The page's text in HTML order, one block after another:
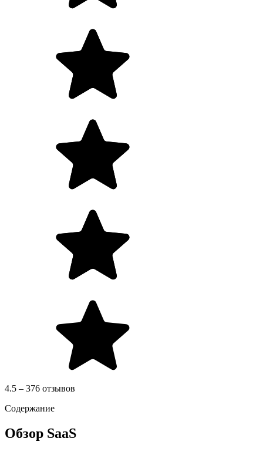
4.5 – 376 отзывов
Содержание
Обзор SaaS